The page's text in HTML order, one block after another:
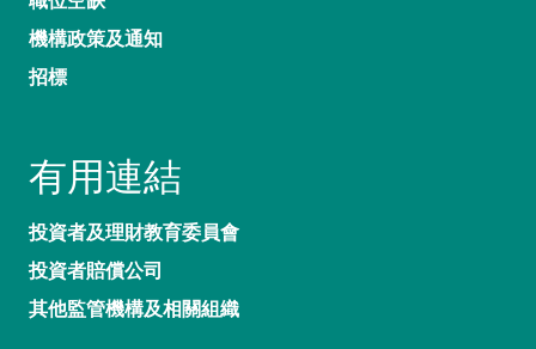
機構政策及通知
招標
有用連結
投資者及理財教育委員會
投資者賠償公司
其他監管機構及相關組織